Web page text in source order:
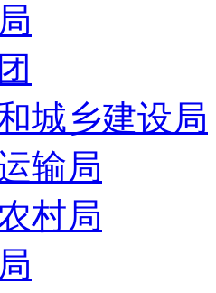
城乡建设局
输局
村局